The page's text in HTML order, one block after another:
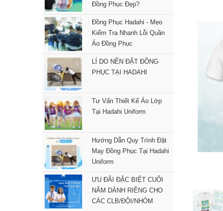
Đồng Phục Đẹp?
Đồng Phục Hadahi - Mẹo
Kiểm Tra Nhanh Lỗi Quần
Áo Đồng Phục
LÍ DO NÊN ĐẶT ĐỒNG
PHỤC TẠI HADAHI
Tư Vấn Thiết Kế Áo Lớp
Tại Hadahi Uniform
Hướng Dẫn Quy Trình Đặt
May Đồng Phục Tại Hadahi
Uniform
ƯU ĐÃI ĐẶC BIỆT CUỐI
NĂM DÀNH RIÊNG CHO
CÁC CLB/ĐỘI/NHÓM